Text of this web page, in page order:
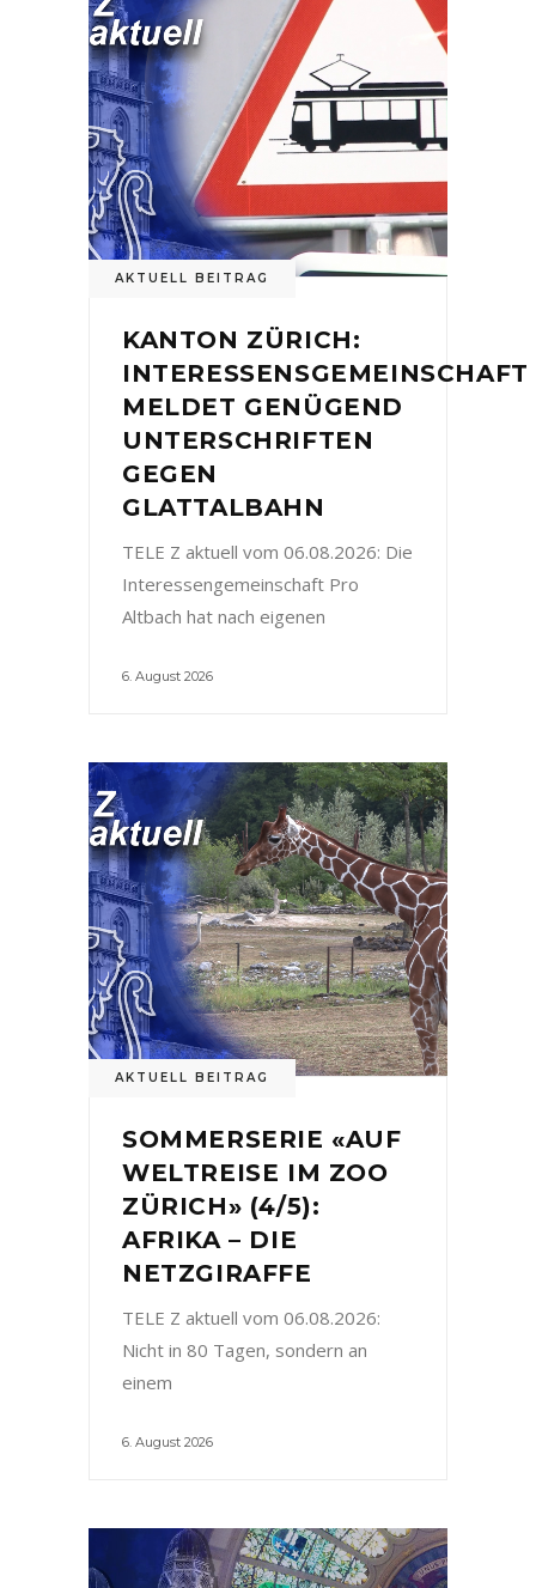
AKTUELL BEITRAG
KANTON ZÜRICH:
INTERESSENSGEMEINSCHAFT
MELDET GENÜGEND
UNTERSCHRIFTEN
GEGEN
GLATTALBAHN
TELE Z aktuell vom 06.08.2026: Die
Interessengemeinschaft Pro
Altbach hat nach eigenen
6. August 2026
AKTUELL BEITRAG
SOMMERSERIE «AUF
WELTREISE IM ZOO
ZÜRICH» (4/5):
AFRIKA – DIE
NETZGIRAFFE
TELE Z aktuell vom 06.08.2026:
Nicht in 80 Tagen, sondern an
einem
6. August 2026